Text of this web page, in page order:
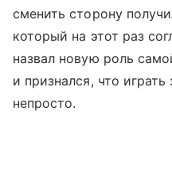
сменить сторону
который на этот раз
назвал новую роль
и признался, что
непросто.